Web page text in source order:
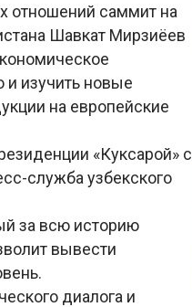
отношений саммит на
Шавкат Мирзиёев
и изучить новые
на европейские
«Куксарой» с
служба узбекского
за всю историю
вывести
диалога и